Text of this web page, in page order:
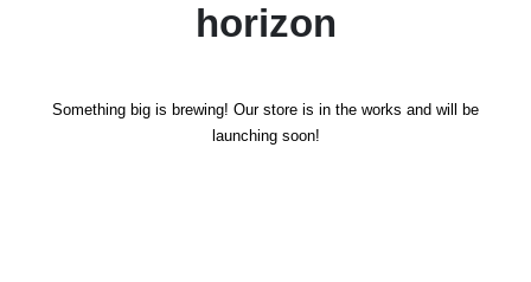
horizon
Something big is brewing! Our store is in the works and will be
launching soon!